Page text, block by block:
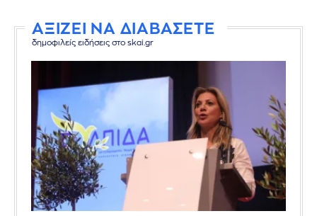
ΑΞΙΖΕΙ ΝΑ ΔΙΑΒΑΣΕΤΕ
δημοφιλείς ειδήσεις στο skai.gr